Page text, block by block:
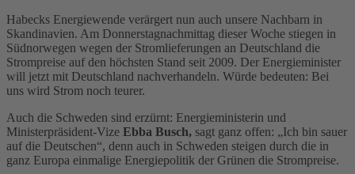
Habecks Energiewende verärgert nun auch unsere Nachbarn in
Skandinavien. Am Donnerstagnachmittag dieser Woche stiegen in
Südnorwegen wegen der Stromlieferungen an Deutschland die
Strompreise auf den höchsten Stand seit 2009. Der Energieminister
will jetzt mit Deutschland nachverhandeln. Würde bedeuten: Bei
uns wird Strom noch teurer.
Auch die Schweden sind erzürnt: Energieministerin und
Ministerpräsident-Vize Ebba Busch, sagt ganz offen: „Ich bin sauer
auf die Deutschen“, denn auch in Schweden steigen durch die in
ganz Europa einmalige Energiepolitik der Grünen die Strompreise.